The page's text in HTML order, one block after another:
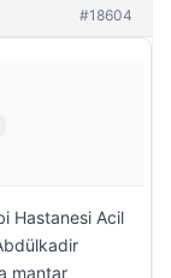
#18604
Hastanesi Acil
mantar